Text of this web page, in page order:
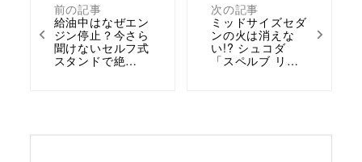
前の記事
給油中はなぜエン
ジン停止？今さら
聞けないセルフ式
スタンドで絶…
次の記事
ミッドサイズセダ
ンの火は消えな
い!? シュコダ
「スペルブ リ…